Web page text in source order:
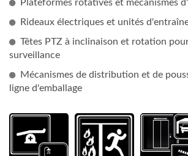
Plateformes rotatives et mécanismes
Rideaux électriques et unités
Têtes PTZ à inclinaison et rotation
surveillance
Mécanismes de distribution et de
ligne d'emballage